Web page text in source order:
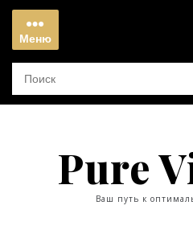
Перейти
содержимому
Меню
Меню
Pure
Ваш путь к